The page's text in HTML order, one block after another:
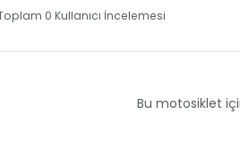
0 Kullanıcı İncelemesi
Bu motosiklet